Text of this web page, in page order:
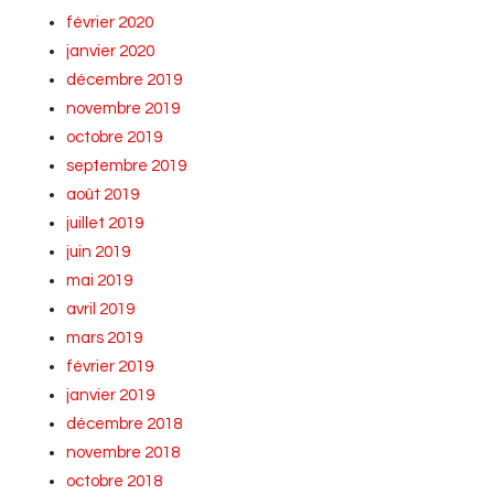
février 2020
janvier 2020
décembre 2019
novembre 2019
octobre 2019
septembre 2019
août 2019
juillet 2019
juin 2019
mai 2019
avril 2019
mars 2019
février 2019
janvier 2019
décembre 2018
novembre 2018
octobre 2018